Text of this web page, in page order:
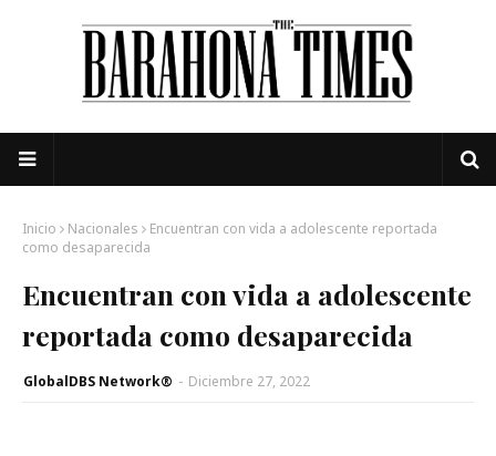
Inicio Nacionales
Encuentran con vida a adolescente reportada
como desaparecida
Encuentran con vida a adolescente
reportada como desaparecida
GlobalDBS Network® - Diciembre 27, 2022